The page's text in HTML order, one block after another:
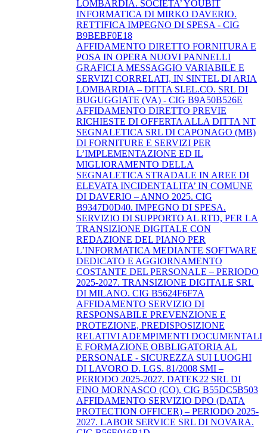
LOMBARDIA. SOCIETA’ YOUBIT
INFORMATICA DI MIRKO DAVERIO.
RETTIFICA IMPEGNO DI SPESA - CIG
B9BEBF0E18
AFFIDAMENTO DIRETTO FORNITURA E
POSA IN OPERA NUOVI PANNELLI
GRAFICI A MESSAGGIO VARIABILE E
SERVIZI CORRELATI, IN SINTEL DI ARIA
LOMBARDIA – DITTA SI.EL.CO. SRL DI
BUGUGGIATE (VA) - CIG B9A50B526E
AFFIDAMENTO DIRETTO PREVIE
RICHIESTE DI OFFERTA ALLA DITTA NT
SEGNALETICA SRL DI CAPONAGO (MB)
DI FORNITURE E SERVIZI PER
L’IMPLEMENTAZIONE ED IL
MIGLIORAMENTO DELLA
SEGNALETICA STRADALE IN AREE DI
ELEVATA INCIDENTALITA’ IN COMUNE
DI DAVERIO – ANNO 2025. CIG
B9347D0D40. IMPEGNO DI SPESA.
SERVIZIO DI SUPPORTO AL RTD, PER LA
TRANSIZIONE DIGITALE CON
REDAZIONE DEL PIANO PER
L’INFORMATICA MEDIANTE SOFTWARE
DEDICATO E AGGIORNAMENTO
COSTANTE DEL PERSONALE – PERIODO
2025-2027. TRANSIZIONE DIGITALE SRL
DI MILANO. CIG B5624F6F7A
AFFIDAMENTO SERVIZIO DI
RESPONSABILE PREVENZIONE E
PROTEZIONE, PREDISPOSIZIONE
RELATIVI ADEMPIMENTI DOCUMENTALI
E FORMAZIONE OBBLIGATORIA AL
PERSONALE - SICUREZZA SUI LUOGHI
DI LAVORO D. LGS. 81/2008 SMI –
PERIODO 2025-2027. DATEK22 SRL DI
FINO MORNASCO (CO). CIG B55DC5B503
AFFIDAMENTO SERVIZIO DPO (DATA
PROTECTION OFFICER) – PERIODO 2025-
2027. LABOR SERVICE SRL DI NOVARA.